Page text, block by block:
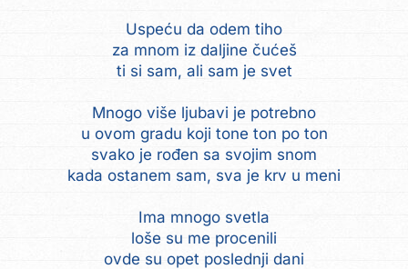
Uspeću da odem tiho
za mnom iz daljine čućeš
ti si sam, ali sam je svet
Mnogo više ljubavi je potrebno
u ovom gradu koji tone ton po ton
svako je rođen sa svojim snom
kada ostanem sam, sva je krv u meni
Ima mnogo svetla
loše su me procenili
ovde su opet poslednji dani